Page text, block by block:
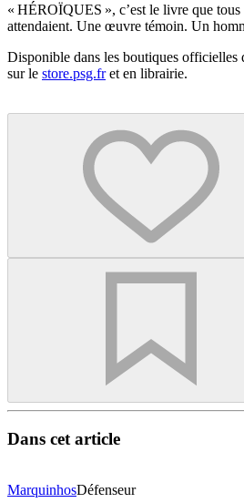
« HÉROÏQUES », c’est le livre que
attendaient. Une œuvre témoin. Un
Disponible dans les boutiques officielles
sur le store.psg.fret en librairie.
Dans cet article
MarquinhosDéfenseur